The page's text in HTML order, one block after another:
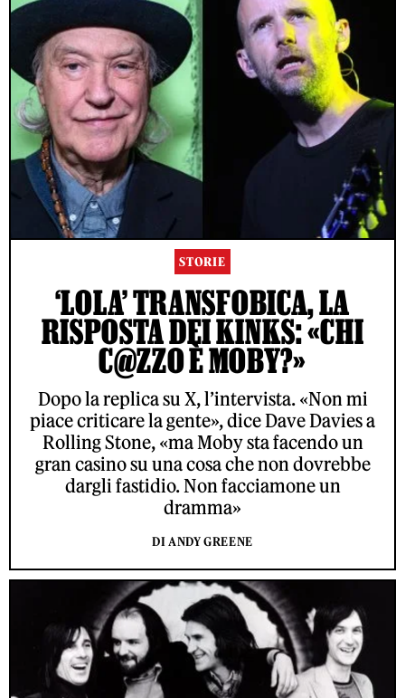
STORIE
‘LOLA’ TRANSFOBICA, LA
RISPOSTA DEI KINKS: «CHI
C@ZZO È MOBY?»
Dopo la replica su X, l’intervista. «Non mi
piace criticare la gente», dice Dave Davies a
Rolling Stone, «ma Moby sta facendo un
gran casino su una cosa che non dovrebbe
dargli fastidio. Non facciamone un
dramma»
DI ANDY GREENE